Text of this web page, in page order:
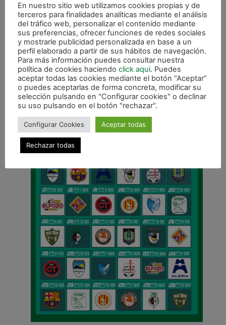
ANTERIOR
Xota Navarra – F.C. Barcelona, tercer amistoso de preparación
CALENDARIO DE LIGA
En nuestro sitio web utilizamos cookies propias y de
terceros para finalidades analíticas mediante el análisis
del tráfico web, personalizar el contenido mediante
sus preferencias, ofrecer funciones de redes sociales
y mostrarle publicidad personalizada en base a un
perfil elaborado a partir de sus hábitos de navegación.
Para más información puedes consultar nuestra
política de cookies haciendo click aqui. Puedes
aceptar todas las cookies mediante el botón “Aceptar”
o puedes aceptarlas de forma concreta, modificar su
selección pulsando en "Configurar cookies" o declinar
su uso pulsando en el botón "rechazar".
Configurar Cookies Aceptar todas
Rechazar todas